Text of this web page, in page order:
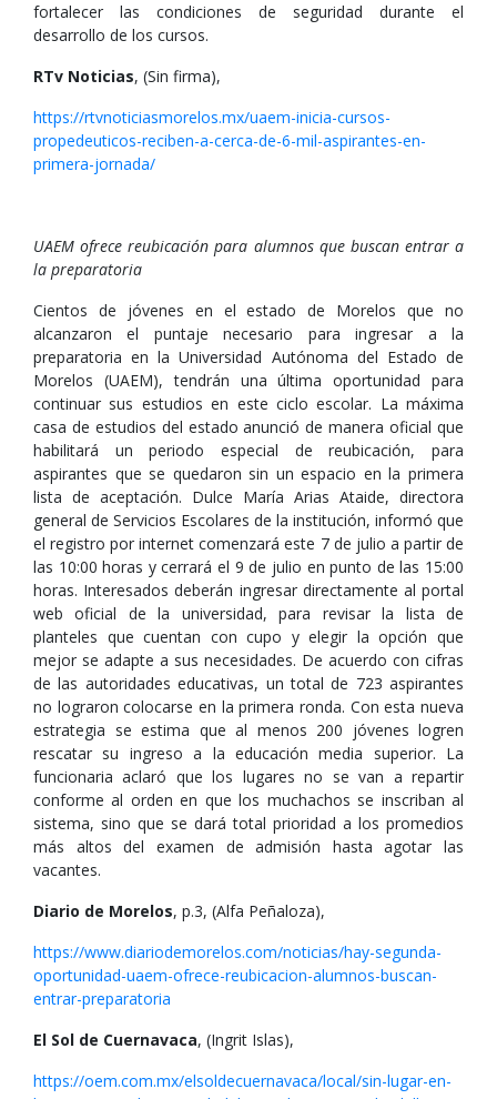
fortalecer las condiciones de seguridad durante el
desarrollo de los cursos.
RTv Noticias, (Sin firma),
https://rtvnoticiasmorelos.mx/uaem-inicia-cursos-
propedeuticos-reciben-a-cerca-de-6-mil-aspirantes-en-
primera-jornada/
UAEM ofrece reubicación para alumnos que buscan entrar a
la preparatoria
Cientos de jóvenes en el estado de Morelos que no
alcanzaron el puntaje necesario para ingresar a la
preparatoria en la Universidad Autónoma del Estado de
Morelos (UAEM), tendrán una última oportunidad para
continuar sus estudios en este ciclo escolar. La máxima
casa de estudios del estado anunció de manera oficial que
habilitará un periodo especial de reubicación, para
aspirantes que se quedaron sin un espacio en la primera
lista de aceptación. Dulce María Arias Ataide, directora
general de Servicios Escolares de la institución, informó que
el registro por internet comenzará este 7 de julio a partir de
las 10:00 horas y cerrará el 9 de julio en punto de las 15:00
horas. Interesados deberán ingresar directamente al portal
web oficial de la universidad, para revisar la lista de
planteles que cuentan con cupo y elegir la opción que
mejor se adapte a sus necesidades. De acuerdo con cifras
de las autoridades educativas, un total de 723 aspirantes
no lograron colocarse en la primera ronda. Con esta nueva
estrategia se estima que al menos 200 jóvenes logren
rescatar su ingreso a la educación media superior. La
funcionaria aclaró que los lugares no se van a repartir
conforme al orden en que los muchachos se inscriban al
sistema, sino que se dará total prioridad a los promedios
más altos del examen de admisión hasta agotar las
vacantes.
Diario de Morelos, p.3, (Alfa Peñaloza),
https://www.diariodemorelos.com/noticias/hay-segunda-
oportunidad-uaem-ofrece-reubicacion-alumnos-buscan-
entrar-preparatoria
El Sol de Cuernavaca, (Ingrit Islas),
https://oem.com.mx/elsoldecuernavaca/local/sin-lugar-en-